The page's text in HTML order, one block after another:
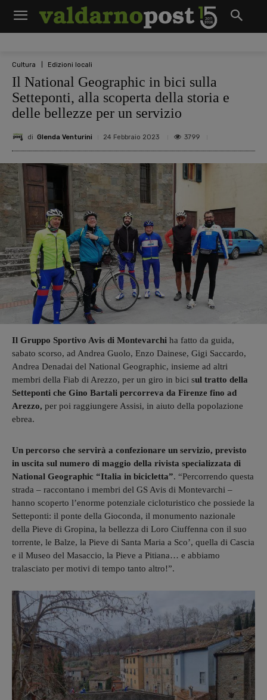
Cultura Edizioni locali
Il National Geographic in bici sulla
Setteponti, alla scoperta della storia e
delle bellezze per un servizio
di Glenda Venturini 24 Febbraio 2023 3799
Il Gruppo Sportivo Avis di Montevarchi ha fatto da guida,
sabato scorso, ad Andrea Guolo, Enzo Dainese, Gigi Saccardo,
Andrea Denadai del National Geographic, insieme ad altri
membri della Fiab di Arezzo, per un giro in bici sul tratto della
Setteponti che Gino Bartali percorreva da Firenze fino ad
Arezzo, per poi raggiungere Assisi, in aiuto della popolazione
ebrea.
Un percorso che servirà a confezionare un servizio, previsto
in uscita sul numero di maggio della rivista specializzata di
National Geographic “Italia in bicicletta”. “Percorrendo questa
strada – raccontano i membri del GS Avis di Montevarchi –
hanno scoperto l’enorme potenziale cicloturistico che possiede la
Setteponti: il ponte della Gioconda, il monumento nazionale
della Pieve di Gropina, la bellezza di Loro Ciuffenna con il suo
torrente, le Balze, la Pieve di Santa Maria a Sco’, quella di Cascia
e il Museo del Masaccio, la Pieve a Pitiana… e abbiamo
tralasciato per motivi di tempo tanto altro!”.